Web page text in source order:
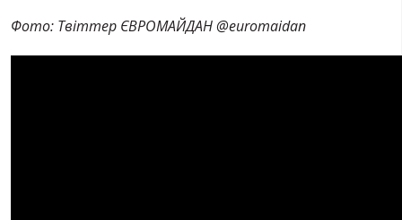
Фото: Твіттер ЄВРОМАЙДАН ‏@euromaidan